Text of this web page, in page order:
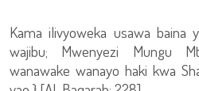
Kama ilivyoweka usawa baina
wajibu; Mwenyezi Mungu
wanawake wanayo haki kwa